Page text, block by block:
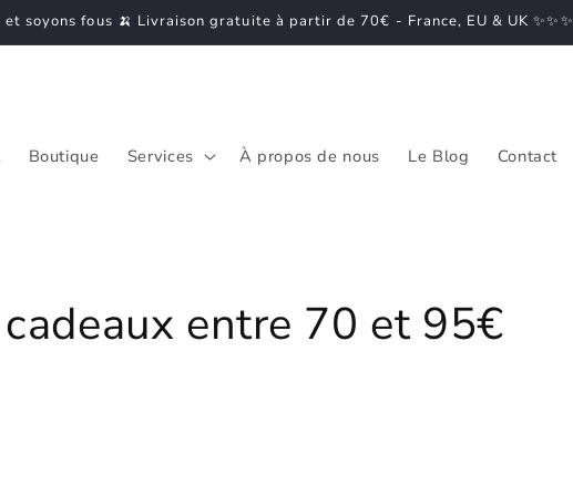
et soyons fous 🍌 Livraison gratuite à partir de 70€ - France, EU & UK ✨✨✨
Boutique Services À propos de nous Le Blog Contact
entre 70 et 95€